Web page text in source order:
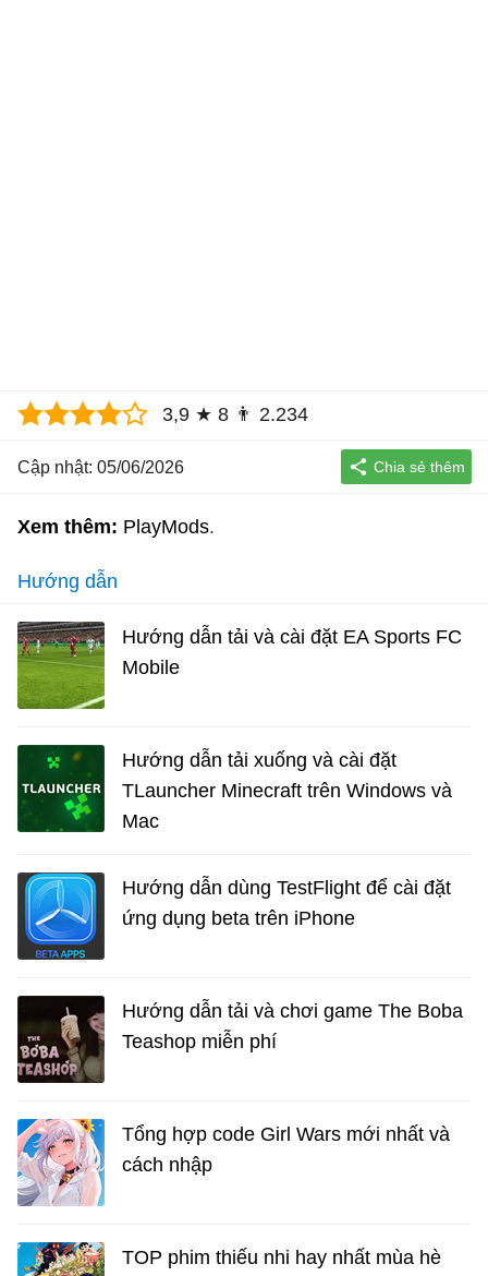
3,9 ★ 8 👨 2.234
Cập nhật: 05/06/2026
Xem thêm: PlayMods
Hướng dẫn
Hướng dẫn tải và cài đặt EA Sports FC
Mobile
Hướng dẫn tải xuống và cài đặt
TLauncher Minecraft trên Windows và
Mac
Hướng dẫn dùng TestFlight để cài đặt
ứng dụng beta trên iPhone
Hướng dẫn tải và chơi game The Boba
Teashop miễn phí
Tổng hợp code Girl Wars mới nhất và
cách nhập
TOP phim thiếu nhi hay nhất mùa hè